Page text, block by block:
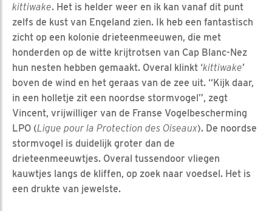
kittiwake. Het is helder weer en ik kan vanaf dit punt
zelfs de kust van Engeland zien. Ik heb een fantastisch
zicht op een kolonie drieteenmeeuwen, die met
honderden op de witte krijtrotsen van Cap Blanc-Nez
hun nesten hebben gemaakt. Overal klinkt ‘kittiwake’
boven de wind en het geraas van de zee uit. “Kijk daar,
in een holletje zit een noordse stormvogel”, zegt
Vincent, vrijwilliger van de Franse Vogelbescherming
LPO (Ligue pour la Protection des Oiseaux). De noordse
stormvogel is duidelijk groter dan de
drieteenmeeuwtjes. Overal tussendoor vliegen
kauwtjes langs de kliffen, op zoek naar voedsel. Het is
een drukte van jewelste.